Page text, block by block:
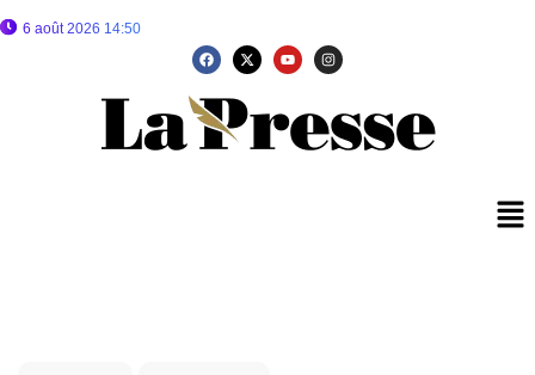
6 août 2026 14:50